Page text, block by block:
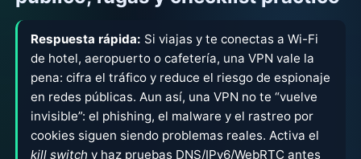
Respuesta rápida: Si viajas y te conectas a Wi-Fi
de hotel, aeropuerto o cafetería, una VPN vale la
pena: cifra el tráfico y reduce el riesgo de espionaje
en redes públicas. Aun así, una VPN no te “vuelve
invisible”: el phishing, el malware y el rastreo por
cookies siguen siendo problemas reales. Activa el
kill switch y haz pruebas DNS/IPv6/WebRTC antes